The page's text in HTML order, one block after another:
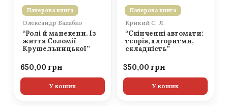
Паперова книга
Олександр Балабко
“Ролі й манекени. Із
життя Соломії
Крушельницької”
650,00
У кошик
Паперова книга
Кривий С. Л.
“Скінченні автомати:
теорія, алгоритми,
складність”
350,00
У кошик